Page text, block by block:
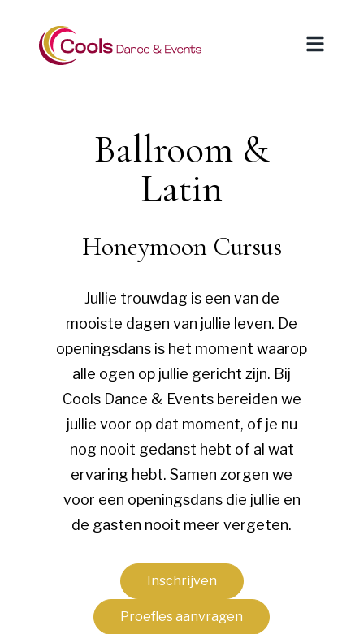
Ballroom &
Latin
Honeymoon Cursus
Jullie trouwdag is een van de
mooiste dagen van jullie leven. De
openingsdans is het moment waarop
alle ogen op jullie gericht zijn. Bij
Cools Dance & Events bereiden we
jullie voor op dat moment, of je nu
nog nooit gedanst hebt of al wat
ervaring hebt. Samen zorgen we
voor een openingsdans die jullie en
de gasten nooit meer vergeten.
Inschrijven
Proefles aanvragen